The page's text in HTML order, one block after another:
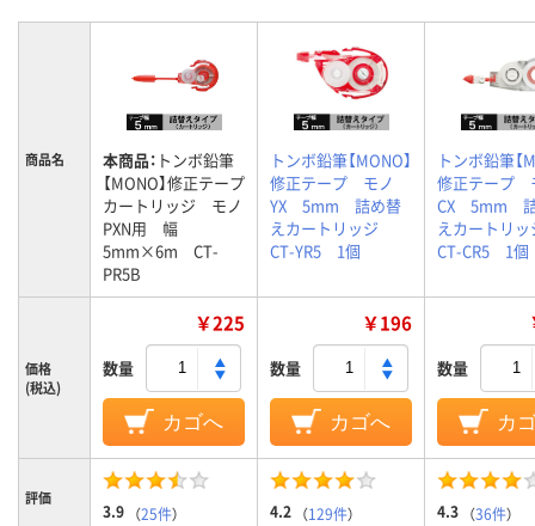
商品名 本商品： トンボ鉛筆
【MONO】修正テープ
カートリッジ モノ
PXN用 幅
5mm×6m CT-
PR5B
トンボ鉛筆【MONO】
修正テープ モノ
YX 5mm 詰め替
えカートリッジ
CT-YR5 1個
トンボ鉛筆【
修正テープ
CX 5mm
えカートリ
CT-CR5 1個
価格
(税込)
￥225
数量
カゴへ
￥196
数量
カゴへ
数量
カ
評価
3.9 （25件） 4.2 （129件） 4.3 （36件）